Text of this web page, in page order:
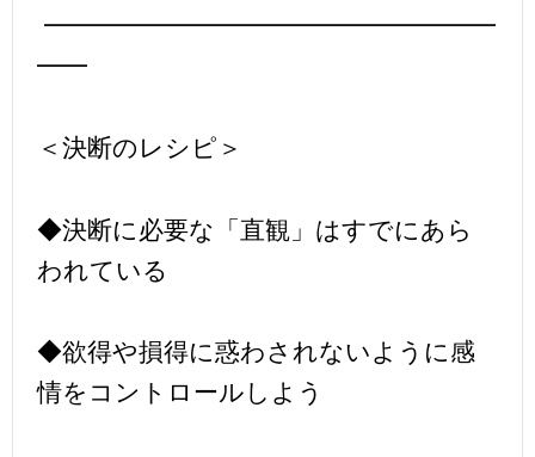
━━━━━━━━━━━━━━━━━━
━━
＜決断のレシピ＞
◆決断に必要な「直観」はすでにあら
われている
◆欲得や損得に惑わされないように感
情をコントロールしよう